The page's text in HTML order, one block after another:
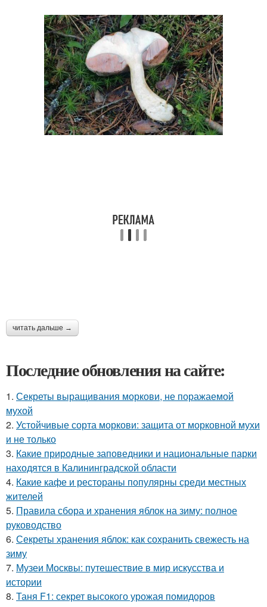
читать дальше →
Последние обновления на сайте:
1. Секреты выращивания моркови, не поражаемой
мухой
2. Устойчивые сорта моркови: защита от морковной мухи
и не только
3. Какие природные заповедники и национальные парки
находятся в Калининградской области
4. Какие кафе и рестораны популярны среди местных
жителей
5. Правила сбора и хранения яблок на зиму: полное
руководство
6. Секреты хранения яблок: как сохранить свежесть на
зиму
7. Музеи Москвы: путешествие в мир искусства и
истории
8. Таня F1: секрет высокого урожая помидоров